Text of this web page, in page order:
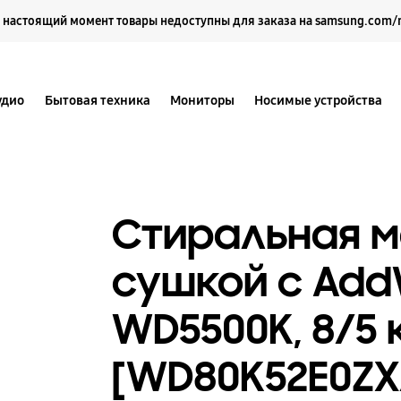
настоящий момент товары недоступны для заказа на samsung.com/
Бытовая техника Мониторы Носимые устройства
Стиральная
сушкой с
WD5500K, 8/5